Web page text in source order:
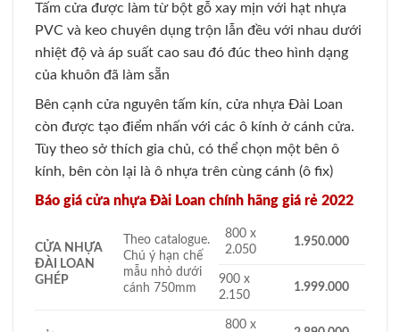
Tấm cửa được làm từ bột gỗ xay mịn với hạt nhựa
PVC và keo chuyên dụng trộn lẫn đều với nhau dưới
nhiệt độ và áp suất cao sau đó đúc theo hình dạng
của khuôn đã làm sẵn
Bên cạnh cửa nguyên tấm kín, cửa nhựa Đài Loan
còn được tạo điểm nhấn với các ô kính ở cánh cửa.
Tùy theo sở thích gia chủ, có thể chọn một bên ô
kính, bên còn lại là ô nhựa trên cùng cánh (ô fix)
Báo giá cửa nhựa Đài Loan chính hãng giá rẻ 2022
CỬA NHỰA
ĐÀI LOAN
GHÉP
Theo catalogue.
Chú ý hạn chế
mẫu nhỏ dưới
cánh 750mm
800 x
2.050
1.950.000
900 x
2.150
1.999.000
800 x